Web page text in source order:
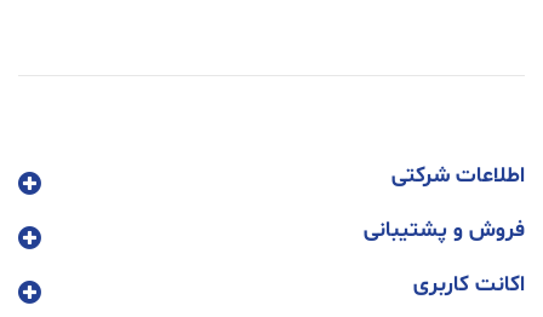
اطلاعات شرکتی
فروش و پشتیبانی
اکانت کاربری